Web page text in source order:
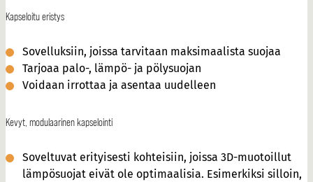
Kapseloitu eristys
Sovelluksiin, joissa tarvitaan maksimaalista suojaa
Tarjoaa palo-, lämpö- ja pölysuojan
Voidaan irrottaa ja asentaa uudelleen
Kevyt, modulaarinen kapselointi
Soveltuvat erityisesti kohteisiin, joissa 3D-muotoillut
lämpösuojat eivät ole optimaalisia. Esimerkiksi silloin,